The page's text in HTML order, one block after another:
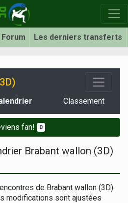
Forum Les derniers transferts
Classement
fan! 0
Brabant wallon (3D)
de Brabant wallon (3D)
modifications sont ajustées